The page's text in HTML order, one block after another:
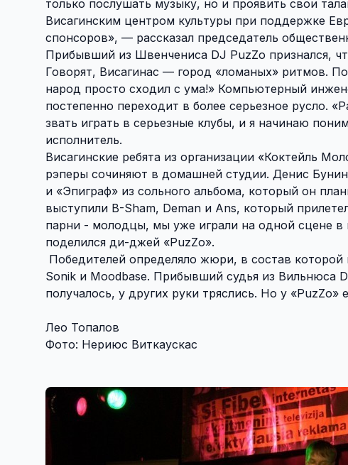
только послушать музыку, но и проявить свои
Висагинским центром культуры при поддержке
спонсоров», — рассказал председатель
Прибывший из Швенчениса DJ PuzZo признался,
Говорят, Висагинас — город «ломаных» ритмов.
народ просто сходил с ума!» Компьютерный
постепенно переходит в более серьезное русло.
звать играть в серьезные клубы, и я начинаю
исполнитель.
Висагинские ребята из организации «Коктейль
рэперы сочиняют в домашней студии. Денис
и «Эпиграф» из сольного альбома, который он
выступили B-Sham, Deman и Ans, который
парни - молодцы, мы уже играли на одной сцене в
поделился ди-джей «PuzZo».
Победителей определяло жюри, в состав
Sonik и Moodbase. Прибывший судья из Вильнюса
получалось, у других руки тряслись. Но у
Лео Топалов
Фото: Нериюс Виткаускас